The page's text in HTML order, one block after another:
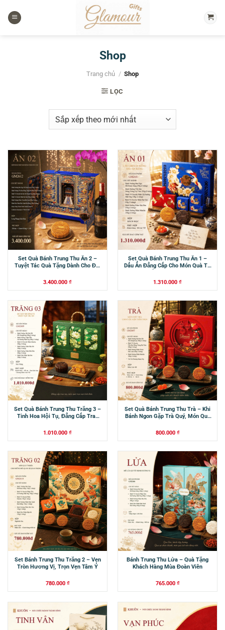
đến
Shop
Trang chủ / Shop
LỌC
Set Quà Bánh Trung Thu Ấn 2 –
Tuyệt Tác Quà Tặng Dành Cho Đối
3.400.000 ₫
Set Quà Bánh Trung Thu Ấn 1 –
Dấu Ấn Đẳng Cấp Cho Món Quà Tri
1.310.000 ₫
Set Quà Bánh Trung Thu Trăng 3 –
Tinh Hoa Hội Tụ, Đẳng Cấp Trao
1.010.000 ₫
Set Quà Bánh Trung Thu Trà – Khi
Bánh Ngon Gặp Trà Quý, Món Quà
800.000 ₫
Set Bánh Trung Thu Trăng 2 – Vẹn
Tròn Hương Vị, Trọn Vẹn Tâm Ý
780.000 ₫
Bánh Trung Thu Lửa – Quà Tặng
Khách Hàng Mùa Đoàn Viên
765.000 ₫